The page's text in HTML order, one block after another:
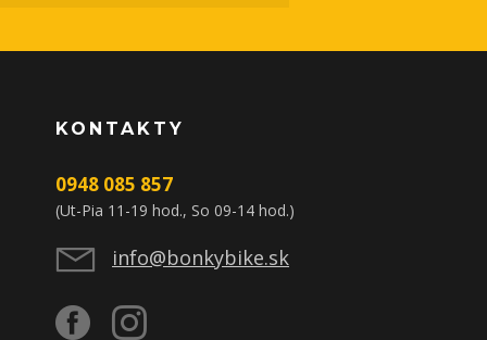
KONTAKTY
0948 085 857
(Ut-Pia 11-19 hod., So 09-14 hod.)
info@bonkybike.sk